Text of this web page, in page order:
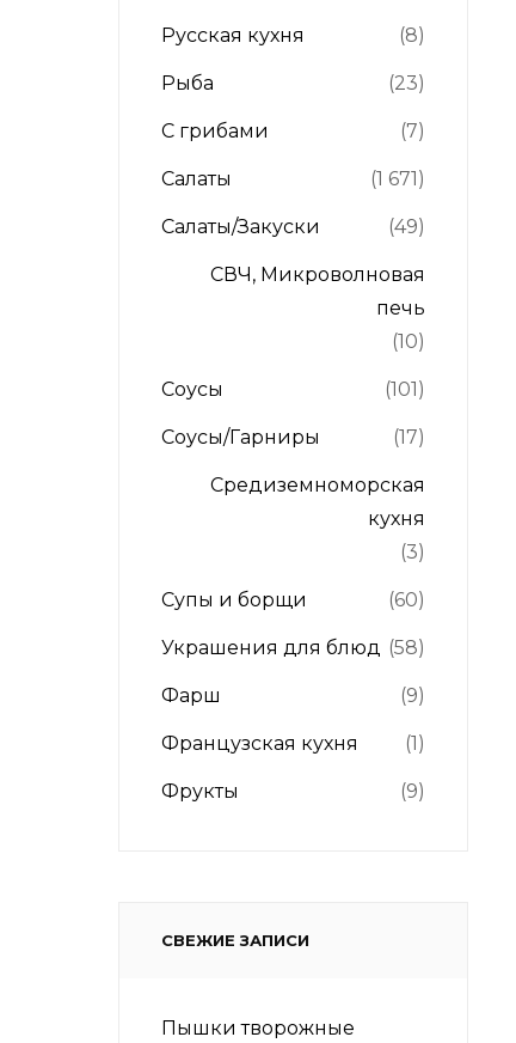
Русская кухня (8)
Рыба (23)
С грибами (7)
Салаты (1 671)
Салаты/Закуски (49)
СВЧ, Микроволновая
печь
(10)
Соусы (101)
Соусы/Гарниры (17)
Средиземноморская
кухня
(3)
Супы и борщи (60)
Украшения для блюд (58)
Фарш (9)
Французская кухня (1)
Фрукты (9)
СВЕЖИЕ ЗАПИСИ
Пышки творожные